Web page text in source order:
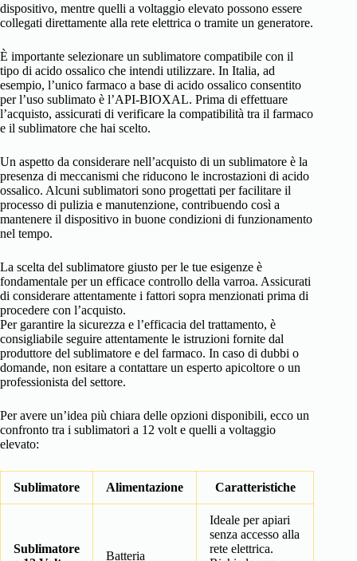
dispositivo, mentre quelli a voltaggio elevato possono essere
collegati direttamente alla rete elettrica o tramite un generatore.
È importante selezionare un sublimatore compatibile con il
tipo di acido ossalico che intendi utilizzare. In Italia, ad
esempio, l’unico farmaco a base di acido ossalico consentito
per l’uso sublimato è l’API-BIOXAL. Prima di effettuare
l’acquisto, assicurati di verificare la compatibilità tra il farmaco
e il sublimatore che hai scelto.
Un aspetto da considerare nell’acquisto di un sublimatore è la
presenza di meccanismi che riducono le incrostazioni di acido
ossalico. Alcuni sublimatori sono progettati per facilitare il
processo di pulizia e manutenzione, contribuendo così a
mantenere il dispositivo in buone condizioni di funzionamento
nel tempo.
La scelta del sublimatore giusto per le tue esigenze è
fondamentale per un efficace controllo della varroa. Assicurati
di considerare attentamente i fattori sopra menzionati prima di
procedere con l’acquisto.
Per garantire la sicurezza e l’efficacia del trattamento, è
consigliabile seguire attentamente le istruzioni fornite dal
produttore del sublimatore e del farmaco. In caso di dubbi o
domande, non esitare a contattare un esperto apicoltore o un
professionista del settore.
Per avere un’idea più chiara delle opzioni disponibili, ecco un
confronto tra i sublimatori a 12 volt e quelli a voltaggio
elevato:
Sublimatore Alimentazione Caratteristiche
Sublimatore
Batteria
Ideale per apiari
senza accesso alla
rete elettrica.